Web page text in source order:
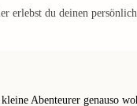
erlebst du deinen
Abenteurer genauso